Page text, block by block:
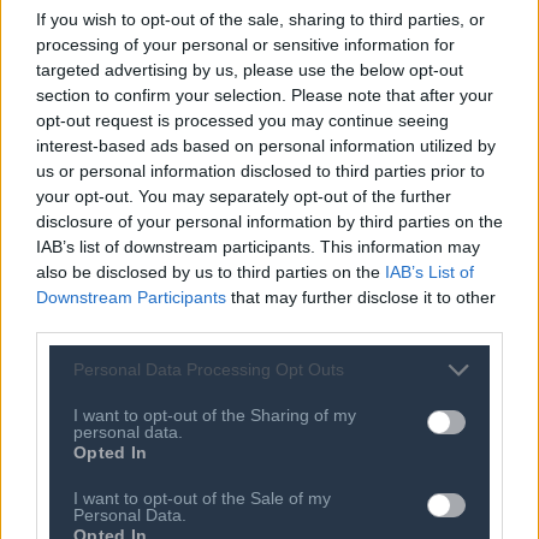
If you wish to opt-out of the sale, sharing to third parties, or
processing of your personal or sensitive information for
targeted advertising by us, please use the below opt-out
section to confirm your selection. Please note that after your
opt-out request is processed you may continue seeing
interest-based ads based on personal information utilized by
us or personal information disclosed to third parties prior to
your opt-out. You may separately opt-out of the further
disclosure of your personal information by third parties on the
IAB’s list of downstream participants. This information may
also be disclosed by us to third parties on the IAB’s List of
Downstream Participants that may further disclose it to other
Personal Data Processing Opt Outs
I want to opt-out of the Sharing of my
personal data.
Opted In
I want to opt-out of the Sale of my
Personal Data.
Opted In
παγκόσμιας αγοράς σε επίπεδο αποστολών κατά το 1ο
τρίμηνο, εξασφαλίζοντας μερίδιο 21%.
Στη δεύτερη θέση βρέθηκε η Samsung, η οποία
διατήρησε μερίδιο 18% στα έσοδα της αγοράς, ενώ οι
αποστολές της αντιστοιχούσαν στο 21% της
παγκόσμιας αγοράς. Αν και οι συνολικές αποστολές
παρέμειναν στάσιμες, η Samsung πέτυχε αύξηση
εσόδων κατά 4%, υποστηριζόμενη από την άνοδο του
ASP και τη θετική πορεία της σειράς Galaxy S26.
Στον αντίποδα, η Xiaomi κατέγραψε τη μεγαλύτερη
μειώθηκαν κατά 19% και τα έσοδα κατά 18%, καθώς η
ισχυρή παρουσία της στις χαμηλές και μεσαίες
κατηγορίες την εξέθεσε περισσότερο στις αυξήσεις
κόστους και στις πιέσεις ζήτησης.